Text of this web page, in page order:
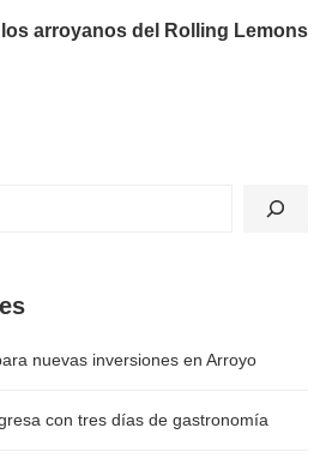
arroyanos del Rolling Lemons
nuevas inversiones en Arroyo
con tres días de gastronomía